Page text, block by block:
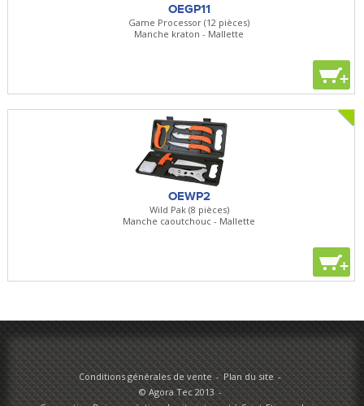
OEGP11
Game Processor (12 pièces)
Manche kraton - Mallette
+
OEWP2
Wild Pak (8 pièces)
Manche caoutchouc - Mallette
+
Conditions générales de vente
Plan du site
© Agora Tec 2013